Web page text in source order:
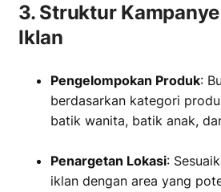
3. Struktur
Iklan
Pengelompokan Produk:
berdasarkan kategori
batik wanita, batik anak,
Penargetan Lokasi:
iklan dengan area yang